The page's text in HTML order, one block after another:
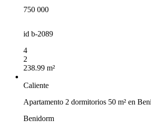
750 000
id b-2089
4
2
238.99 m²
Caliente
Apartamento 2 dormitorios 50 m² en
Benidorm